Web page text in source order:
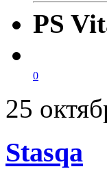
PS
0
25
Stasqa